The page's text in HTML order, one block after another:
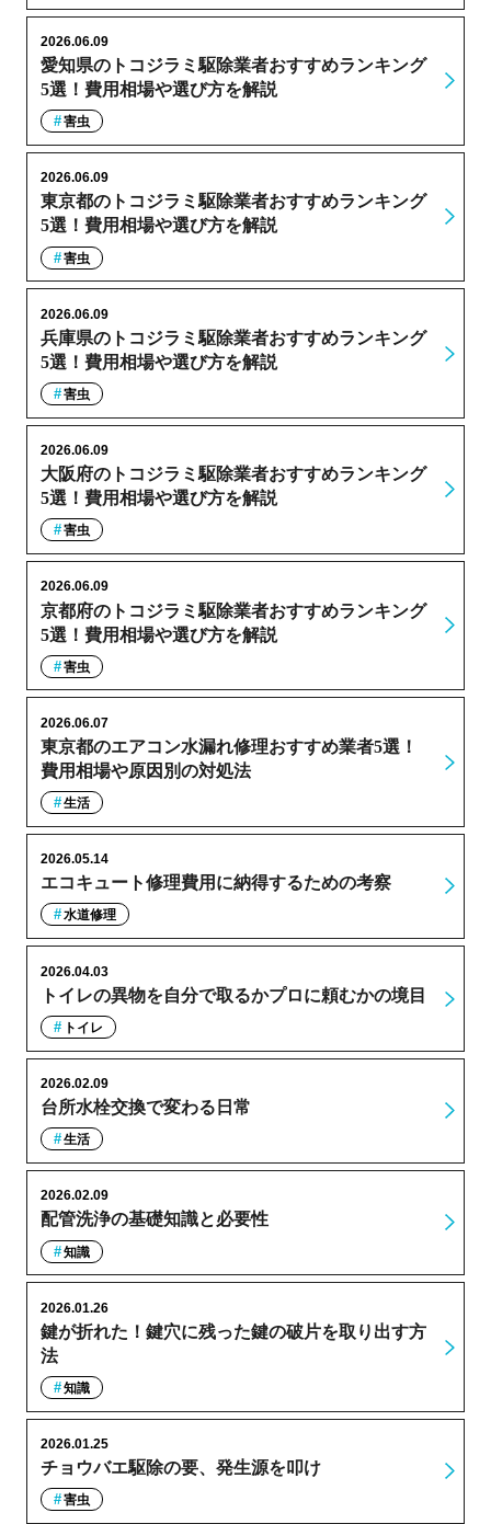
愛知県のトコジラミ駆除業者おすすめランキング
5選！費用相場や選び方を解説
2026.06.09
害虫
東京都のトコジラミ駆除業者おすすめランキング
5選！費用相場や選び方を解説
2026.06.09
害虫
兵庫県のトコジラミ駆除業者おすすめランキング
5選！費用相場や選び方を解説
2026.06.09
害虫
大阪府のトコジラミ駆除業者おすすめランキング
5選！費用相場や選び方を解説
2026.06.09
害虫
京都府のトコジラミ駆除業者おすすめランキング
5選！費用相場や選び方を解説
2026.06.09
害虫
東京都のエアコン水漏れ修理おすすめ業者5選！
費用相場や原因別の対処法
2026.06.07
生活
エコキュート修理費用に納得するための考察
2026.05.14
水道修理
トイレの異物を自分で取るかプロに頼むかの境目
2026.04.03
トイレ
台所水栓交換で変わる日常
2026.02.09
生活
配管洗浄の基礎知識と必要性
2026.02.09
知識
鍵が折れた！鍵穴に残った鍵の破片を取り出す方
法
2026.01.26
知識
チョウバエ駆除の要、発生源を叩け
2026.01.25
害虫